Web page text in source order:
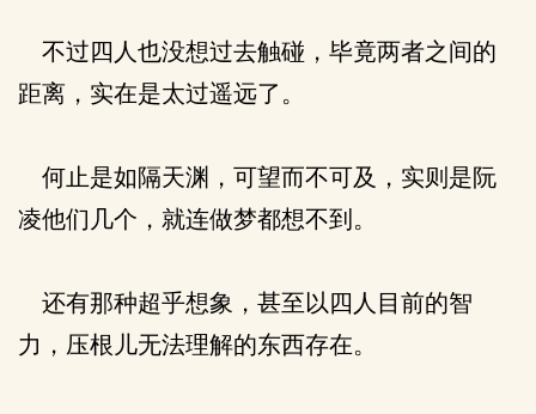
不过四人也没想过去触碰，毕竟两者之间的
距离，实在是太过遥远了。
何止是如隔天渊，可望而不可及，实则是阮
凌他们几个，就连做梦都想不到。
还有那种超乎想象，甚至以四人目前的智
力，压根儿无法理解的东西存在。